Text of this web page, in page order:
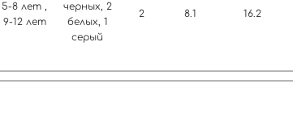
5-8 лет ,
9-12 лет
черных, 2
белых, 1
серый
2 8.1 16.2